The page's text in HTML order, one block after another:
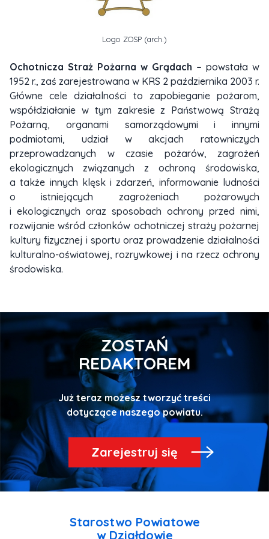
Logo ZOSP (arch.)
Ochotnicza Straż Pożarna w Grądach – powstała w
1952 r., zaś zarejestrowana w KRS 2 października 2003 r.
Główne cele działalności to zapobieganie pożarom,
współdziałanie w tym zakresie z Państwową Strażą
Pożarną, organami samorządowymi i innymi
podmiotami, udział w akcjach ratowniczych
przeprowadzanych w czasie pożarów, zagrożeń
ekologicznych związanych z ochroną środowiska,
a także innych klęsk i zdarzeń, informowanie ludności
o istniejących zagrożeniach pożarowych
i ekologicznych oraz sposobach ochrony przed nimi,
rozwijanie wśród członków ochotniczej straży pożarnej
kultury fizycznej i sportu oraz prowadzenie działalności
kulturalno-oświatowej, rozrywkowej i na rzecz ochrony
środowiska.
ZOSTAŃ
REDAKTOREM
Już teraz możesz tworzyć treści
dotyczące naszego powiatu.
Zarejestruj się
Starostwo Powiatowe